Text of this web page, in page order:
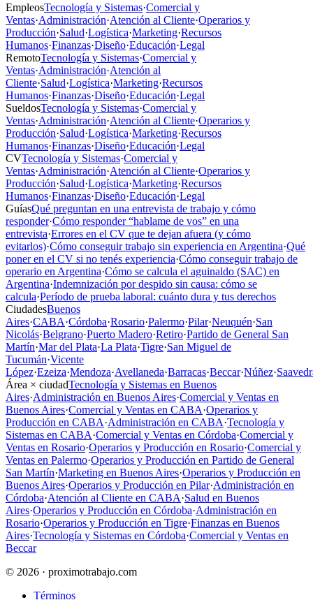
EmpleosTecnología y Sistemas·Comercial y
Ventas·Administración·Atención al Cliente·Operarios y
Producción·Salud·Logística·Marketing·Recursos
Humanos·Finanzas·Diseño·Educación·Legal
RemotoTecnología y Sistemas·Comercial y
Ventas·Administración·Atención al
Cliente·Salud·Logística·Marketing·Recursos
Humanos·Finanzas·Diseño·Educación·Legal
SueldosTecnología y Sistemas·Comercial y
Ventas·Administración·Atención al Cliente·Operarios y
Producción·Salud·Logística·Marketing·Recursos
Humanos·Finanzas·Diseño·Educación·Legal
CVTecnología y Sistemas·Comercial y
Ventas·Administración·Atención al Cliente·Operarios y
Producción·Salud·Logística·Marketing·Recursos
Humanos·Finanzas·Diseño·Educación·Legal
GuíasQué preguntan en una entrevista de trabajo y cómo
responder·Cómo responder “hablame de vos” en una
entrevista·Errores en el CV que te dejan afuera (y cómo
evitarlos)·Cómo conseguir trabajo sin experiencia en Argentina·Qué
poner en el CV si no tenés experiencia·Cómo conseguir trabajo de
operario en Argentina·Cómo se calcula el aguinaldo (SAC) en
Argentina·Indemnización por despido sin causa: cómo se
calcula·Período de prueba laboral: cuánto dura y tus derechos
CiudadesBuenos
Aires·CABA·Córdoba·Rosario·Palermo·Pilar·Neuquén·San
Nicolás·Belgrano·Puerto Madero·Retiro·Partido de General San
Martín·Mar del Plata·La Plata·Tigre·San Miguel de
Tucumán·Vicente
López·Ezeiza·Mendoza·Avellaneda·Barracas·Beccar·Núñez·
Área × ciudadTecnología y Sistemas en Buenos
Aires·Administración en Buenos Aires·Comercial y Ventas en
Buenos Aires·Comercial y Ventas en CABA·Operarios y
Producción en CABA·Administración en CABA·Tecnología y
Sistemas en CABA·Comercial y Ventas en Córdoba·Comercial y
Ventas en Rosario·Operarios y Producción en Rosario·Comercial y
Ventas en Palermo·Operarios y Producción en Partido de General
San Martín·Marketing en Buenos Aires·Operarios y Producción en
Buenos Aires·Operarios y Producción en Pilar·Administración en
Córdoba·Atención al Cliente en CABA·Salud en Buenos
Aires·Operarios y Producción en Córdoba·Administración en
Rosario·Operarios y Producción en Tigre·Finanzas en Buenos
Aires·Tecnología y Sistemas en Córdoba·Comercial y Ventas en
Beccar
© 2026 · proximotrabajo.com
Términos